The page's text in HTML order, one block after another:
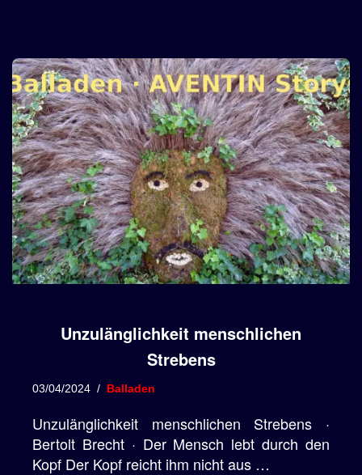
Unzulänglichkeit menschlichen
Strebens
03/04/2024 Balladen
Unzulänglichkeit menschlichen Strebens ·
Bertolt Brecht · Der Mensch lebt durch den
Kopf Der Kopf reicht ihm nicht aus …